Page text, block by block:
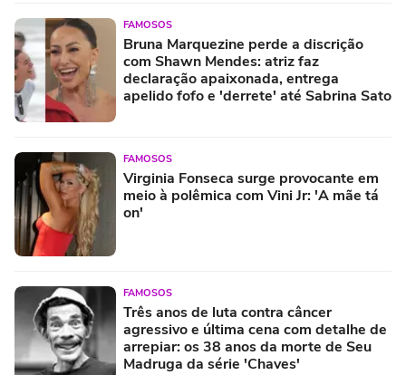
FAMOSOS
Bruna Marquezine perde a discrição
com Shawn Mendes: atriz faz
declaração apaixonada, entrega
apelido fofo e 'derrete' até Sabrina Sato
FAMOSOS
Virginia Fonseca surge provocante em
meio à polêmica com Vini Jr: 'A mãe tá
on'
FAMOSOS
Três anos de luta contra câncer
agressivo e última cena com detalhe de
arrepiar: os 38 anos da morte de Seu
Madruga da série 'Chaves'